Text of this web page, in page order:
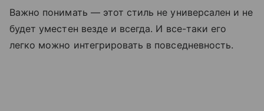
Важно понимать — этот стиль не универсален и не
будет уместен везде и всегда. И все-таки его
легко можно интегрировать в повседневность.